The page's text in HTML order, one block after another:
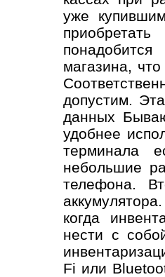
уже
магазина,
допустим.
данных
удобнее
терминала
небольшие
телефона.
когда
нести с
Fi или